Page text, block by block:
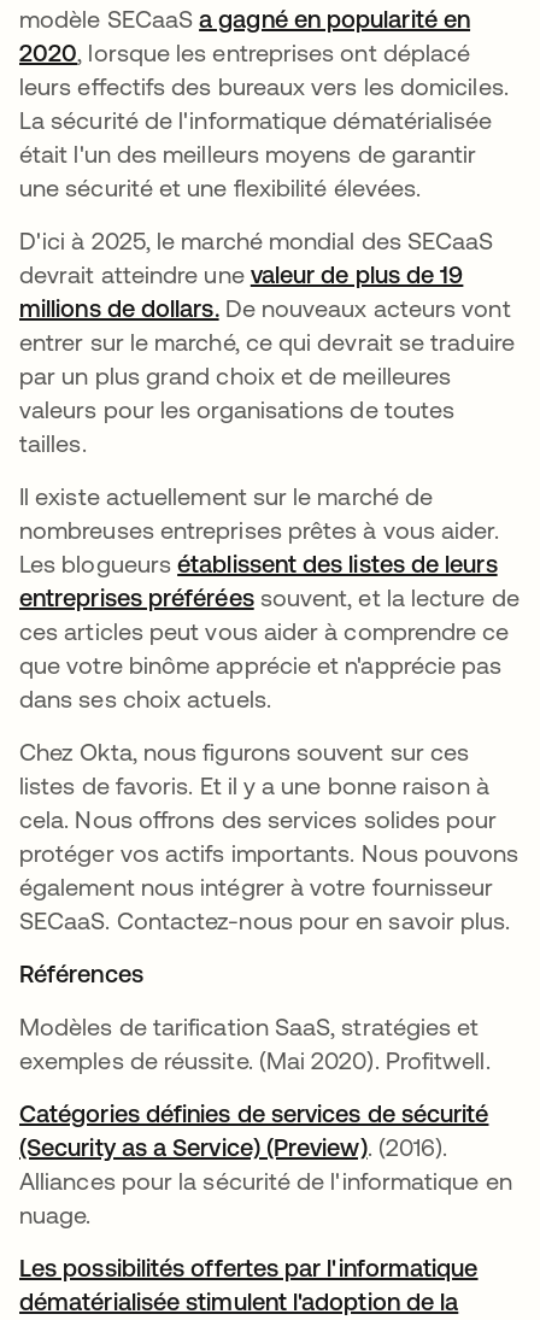
modèle SECaaSa gagné en popularité en
2020s’ouvre dans un nouvel onglet
, lorsque les entreprises ont déplacé
leurs effectifs des bureaux vers les domiciles.
La sécurité de l'informatique dématérialisée
était l'un des meilleurs moyens de garantir
une sécurité et une flexibilité élevées.
D'ici à 2025, le marché mondial des SECaaS
devrait atteindre une valeur de plus de 19
millions de dollars.s’ouvre dans un nouvel
De nouveaux acteurs vont
entrer sur le marché, ce qui devrait se traduire
par un plus grand choix et de meilleures
valeurs pour les organisations de toutes
tailles.
Il existe actuellement sur le marché de
nombreuses entreprises prêtes à vous aider.
Les blogueursétablissent des listes de leurs
entreprises préféréess’ouvre dans un nouvel
souvent, et la lecture de
ces articles peut vous aider à comprendre ce
que votre binôme apprécie et n'apprécie pas
dans ses choix actuels.
Chez Okta, nous figurons souvent sur ces
listes de favoris. Et il y a une bonne raison à
cela. Nous offrons des services solides pour
protéger vos actifs importants. Nous pouvons
également nous intégrer à votre fournisseur
SECaaS. Contactez-nous pour en savoir plus.
Références
Modèles de tarification SaaS, stratégies et
exemples de réussite. (Mai 2020). Profitwell.
Catégories définies de services de sécurité
(Security as a Service) (Preview)s’ouvre dans
. (2016).
Alliances pour la sécurité de l'informatique en
nuage.
Les possibilités offertes par l'informatique
dématérialisée stimulent l'adoption de la